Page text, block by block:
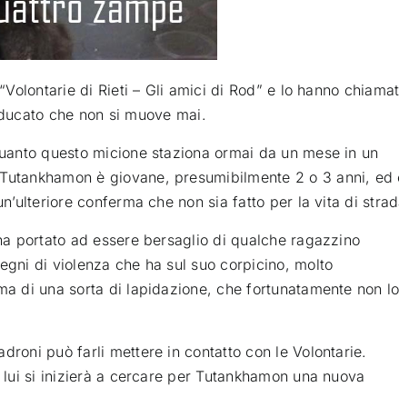
di Rieti – Gli amici di Rod” e lo hanno
che non si muove mai.
questo micione staziona ormai da un mese in un
è giovane, presumibilmente 2 o 3 anni, ed
conferma che non sia fatto per la vita di
portato ad essere bersaglio di qualche ragazzino
di violenza che ha sul suo corpicino, molto
di una sorta di lapidazione, che fortunatamente non lo
può farli mettere in contatto con le Volontarie.
si inizierà a cercare per Tutankhamon una nuova